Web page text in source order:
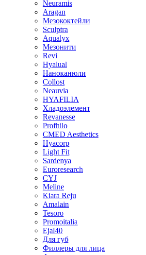
Neuramis
Aragan
Мезококтейли
Sculptra
Aqualyx
Мезонити
Revi
Hyalual
Наноканюли
Collost
Neauvia
HYAFILIA
Хладоэлемент
Revanesse
Profhilo
CMED Aesthetics
Hyacorp
Light Fit
Sardenya
Euroresearch
CYJ
Meline
Kiara Reju
Amalain
Tesoro
Promoitalia
Ejal40
Для губ
Филлеры для лица